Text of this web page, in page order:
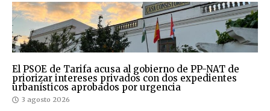
El PSOE de Tarifa acusa al gobierno de PP-NAT de
priorizar intereses privados con dos expedientes
urbanísticos aprobados por urgencia
3 agosto 2026